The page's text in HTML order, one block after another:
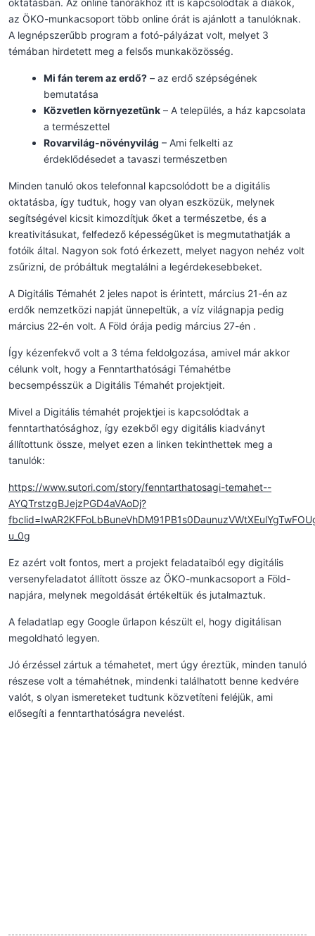
az ÖKO-munkacsoport több online órát is ajánlott a tanulóknak.
A legnépszerűbb program a fotó-pályázat volt, melyet 3
témában hirdetett meg a felsős munkaközösség.
Mi fán terem az erdő? – az erdő szépségének
bemutatása
Közvetlen környezetünk – A település, a ház kapcsolata
a természettel
Rovarvilág-növényvilág – Ami felkelti az
érdeklődésedet a tavaszi természetben
Minden tanuló okos telefonnal kapcsolódott be a digitális
oktatásba, így tudtuk, hogy van olyan eszközük, melynek
segítségével kicsit kimozdítjuk őket a természetbe, és a
kreativitásukat, felfedező képességüket is megmutathatják a
fotóik által. Nagyon sok fotó érkezett, melyet nagyon nehéz volt
zsűrizni, de próbáltuk megtalálni a legérdekesebbeket.
A Digitális Témahét 2 jeles napot is érintett, március 21-én az
erdők nemzetközi napját ünnepeltük, a víz világnapja pedig
március 22-én volt. A Föld órája pedig március 27-én .
Így kézenfekvő volt a 3 téma feldolgozása, amivel már akkor
célunk volt, hogy a Fenntarthatósági Témahétbe
becsempésszük a Digitális Témahét projektjeit.
Mivel a Digitális témahét projektjei is kapcsolódtak a
fenntarthatósághoz, így ezekből egy digitális kiadványt
állítottunk össze, melyet ezen a linken tekinthettek meg a
tanulók:
https://www.sutori.com/story/fenntarthatosagi-temahet--
AYQTrstzgBJejzPGD4aVAoDj?
u_0g
Ez azért volt fontos, mert a projekt feladataiból egy digitális
versenyfeladatot állított össze az ÖKO-munkacsoport a Föld-
napjára, melynek megoldását értékeltük és jutalmaztuk.
A feladatlap egy Google űrlapon készült el, hogy digitálisan
megoldható legyen.
Jó érzéssel zártuk a témahetet, mert úgy éreztük, minden tanuló
részese volt a témahétnek, mindenki találhatott benne kedvére
valót, s olyan ismereteket tudtunk közvetíteni feléjük, ami
elősegíti a fenntarthatóságra nevelést.